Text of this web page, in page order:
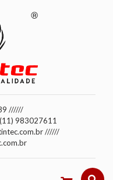
//////
(11) 983027611
//////